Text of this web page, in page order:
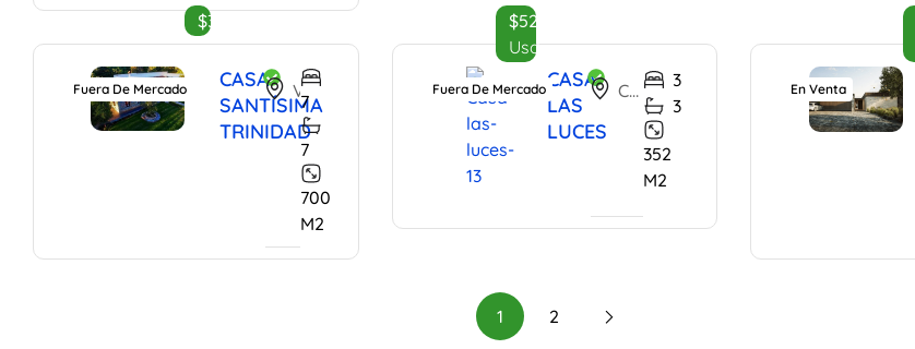
Fuera De Mercado
$31,000,000
CASA
SANTÍSIMA
TRINIDAD
Viñedos Santísima Trinidad, Dolores Hidalgo, Guanajuato, 37814, Mexico
7
7
700
M2
Fuera De Mercado
$525,000
Usd
CASA
LAS
LUCES
Club de Golf Ventanas de San Miguel, Calle Bugambilia, Vista Antigua, San Miguel de Allende, Guanajuato, 37717, Mexico
3
3
352
M2
En Venta
1 2